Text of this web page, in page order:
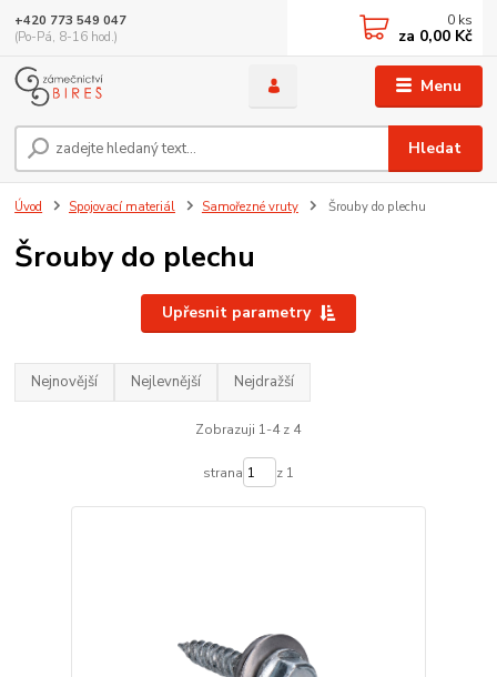
Menu
Hledat
+420 773 549 047
(Po-Pá, 8-16 hod.)
0 ks
za 0,00 Kč
Úvod Spojovací materiál Samořezné vruty Šrouby do plechu
Šrouby do plechu
Upřesnit parametry
Nejnovější Nejlevnější Nejdražší
Zobrazuji 1-4 z 4
strana z 1